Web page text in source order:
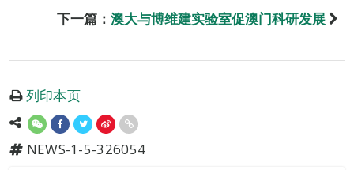
下一篇： 澳大与博维建实验室促澳门科研发展
列印本页
NEWS-1-5-326054